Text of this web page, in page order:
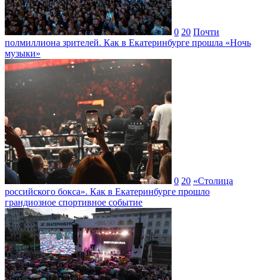
0 20 Почти
полмиллиона зрителей. Как в Екатеринбурге прошла «Ночь
музыки»
0 20 «Столица
российского бокса». Как в Екатеринбурге прошло
грандиозное спортивное событие